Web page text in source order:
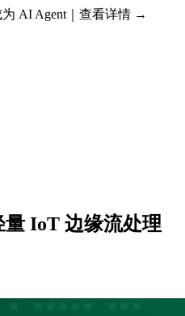
为 AI Agent｜查看详情 →
IoT 边缘流处理